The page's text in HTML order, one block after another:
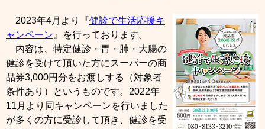
2023年4月より『健診で生活応援キ
ャンペーン 』を行っております。
内容は、特定健診・胃・肺・大腸の
健診を受けて頂いた方にスーパーの商
品券3,000円分をお渡しする（対象者
条件あり）というものです。2022年
11月より同キャンペーンを行いました
が多くの方に受診して頂き、健診を受